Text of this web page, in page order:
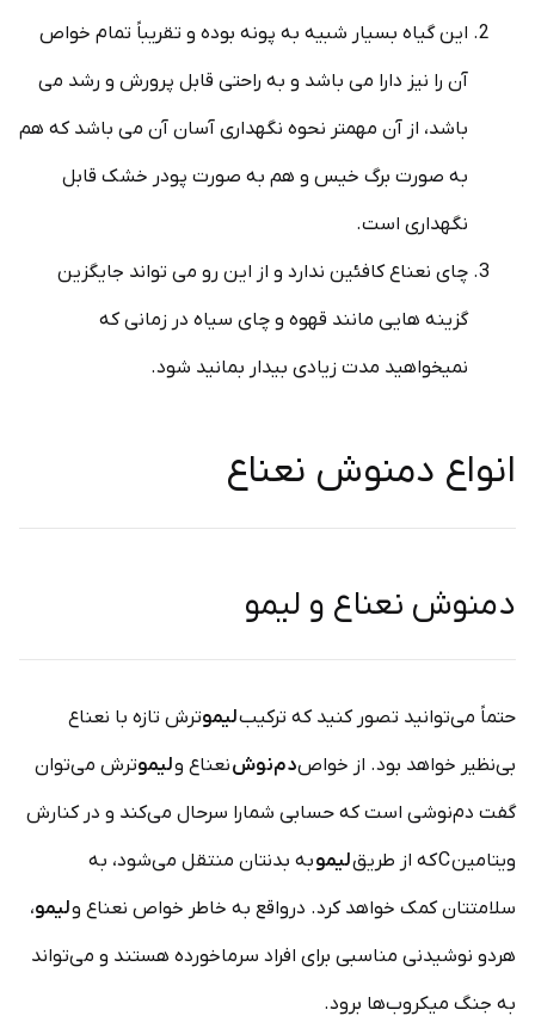
این گیاه بسیار شبیه به پونه بوده و تقریباً تمام خواص
آن را نیز دارا می باشد و به راحتی قابل پرورش و رشد می
باشد، از آن مهمتر نحوه نگهداری آسان آن می باشد که هم
به صورت برگ خیس و هم به صورت پودر خشک قابل
نگهداری است.
چای نعناع کافئین ندارد و از این رو می تواند جایگزین
گزینه هایی مانند قهوه و چای سیاه در زمانی که
نمیخواهید مدت زیادی بیدار بمانید شود.
انواع دمنوش نعناع
دمنوش نعناع و لیمو
حتماً می‌توانید تصور کنید که ترکیبلیموترش تازه با نعناع
بی‌نظیر خواهد بود. از خواصدم‌نوشنعناع ولیموترش می‌توان
گفت دم‌نوشی است که حسابی شمارا سرحال می‌کند و در کنارش
ویتامینCکه از طریقلیموبه بدنتان منتقل می‌شود، به
سلامتتان کمک خواهد کرد. درواقع به خاطر خواص نعناع ولیمو،
هردو نوشیدنی مناسبی برای افراد سرماخورده هستند و می‌تواند
به جنگ میکروب‌ها برود.